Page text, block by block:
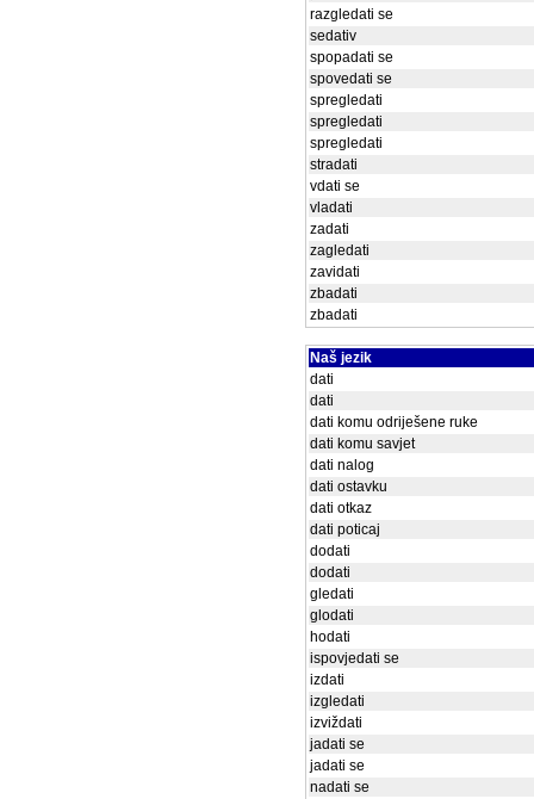
razgledati se
sedativ
spopadati se
spovedati se
spregledati
spregledati
spregledati
stradati
vdati se
vladati
zadati
zagledati
zavidati
zbadati
zbadati
Naš jezik
dati
dati
dati komu odriješene ruke
dati komu savjet
dati nalog
dati ostavku
dati otkaz
dati poticaj
dodati
dodati
gledati
glodati
hodati
ispovjedati se
izdati
izgledati
izviždati
jadati se
jadati se
nadati se